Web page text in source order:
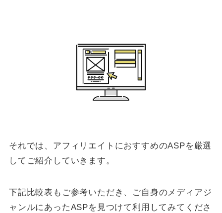
それでは、アフィリエイトにおすすめのASPを厳選
してご紹介していきます。
下記比較表もご参考いただき、ご自身のメディアジ
ャンルにあったASPを見つけて利用してみてくださ